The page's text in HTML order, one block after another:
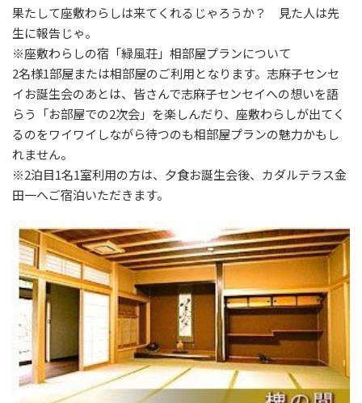
果たして座敷わらしは来てくれるじゃろうか？ 見た人は先
生に報告じゃ。
※座敷わらしの宿「緑風荘」相部屋プランについて
2名様1部屋または相部屋のご利用となります。志麻子センセ
イお誕生会のあとは、皆さんで志麻子センセイへの想いを語
らう「お部屋での2次会」を楽しんだり、座敷わらしが出てく
るのをワイワイしながら待つのも相部屋プランの魅力かもし
れません。
※2泊目1名1室利用の方は、夕食お誕生会後、カダルテラス金
田一へご宿泊いただきます。